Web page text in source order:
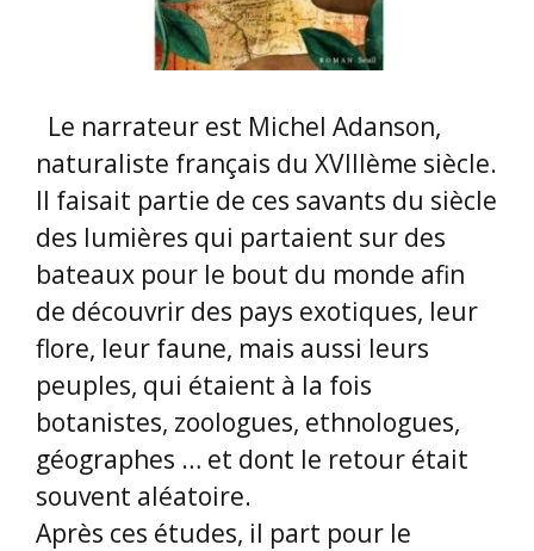
Le narrateur est Michel Adanson,
naturaliste français du XVIIIème siècle.
Il faisait partie de ces savants du siècle
des lumières qui partaient sur des
bateaux pour le bout du monde afin
de découvrir des pays exotiques, leur
flore, leur faune, mais aussi leurs
peuples, qui étaient à la fois
botanistes, zoologues, ethnologues,
géographes … et dont le retour était
souvent aléatoire.
Après ces études, il part pour le